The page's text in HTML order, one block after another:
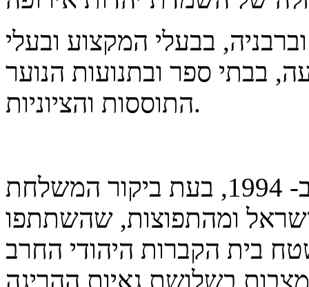
בבעלי המקצוע ובעלי
בבתי ספר ובתנועות הנוער
התוססות והציוניות.
הצילומים נערכו בסלונים והסביבה ב- 1994, בעת ביקור המשלחת
ומהתפוצות, שהשתתפו
בית הקברות היהודי החרב
בשלושת גאיות ההריגה